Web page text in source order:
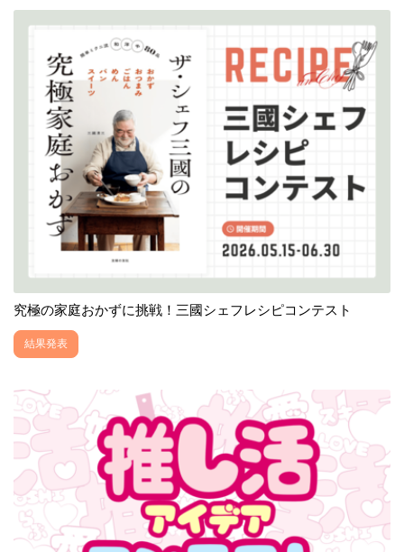
究極の家庭おかずに挑戦！三國シェフレシピコンテスト
結果発表